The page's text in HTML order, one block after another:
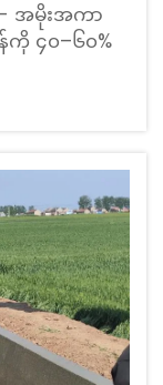
- အမိုးအကာ
ကို ၄၀–၆၀%
တိုက်ထောက်ပံ့
မ်းညွှန်ထားသည့်
ကို ဖယ်ရှား
ော
မှုစနစ်နှင့်